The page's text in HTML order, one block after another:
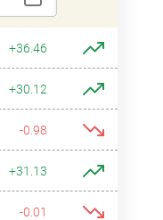
+36.46
+30.12
-0.98
+31.13
-0.01